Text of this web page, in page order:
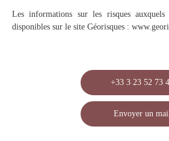
Les informations sur les risques
disponibles sur le site Géorisques :
+33 3 23 52 73
Envoyer un